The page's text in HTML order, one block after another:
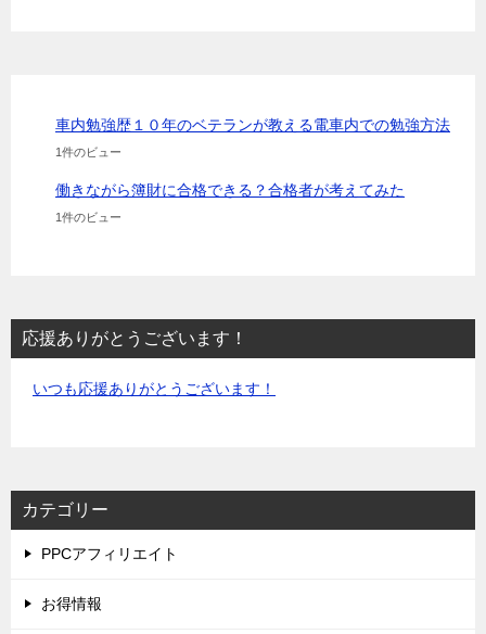
車内勉強歴１０年のベテランが教える電車内での勉強方法
1件のビュー
働きながら簿財に合格できる？合格者が考えてみた
1件のビュー
応援ありがとうございます！
いつも応援ありがとうございます！
カテゴリー
PPCアフィリエイト
お得情報